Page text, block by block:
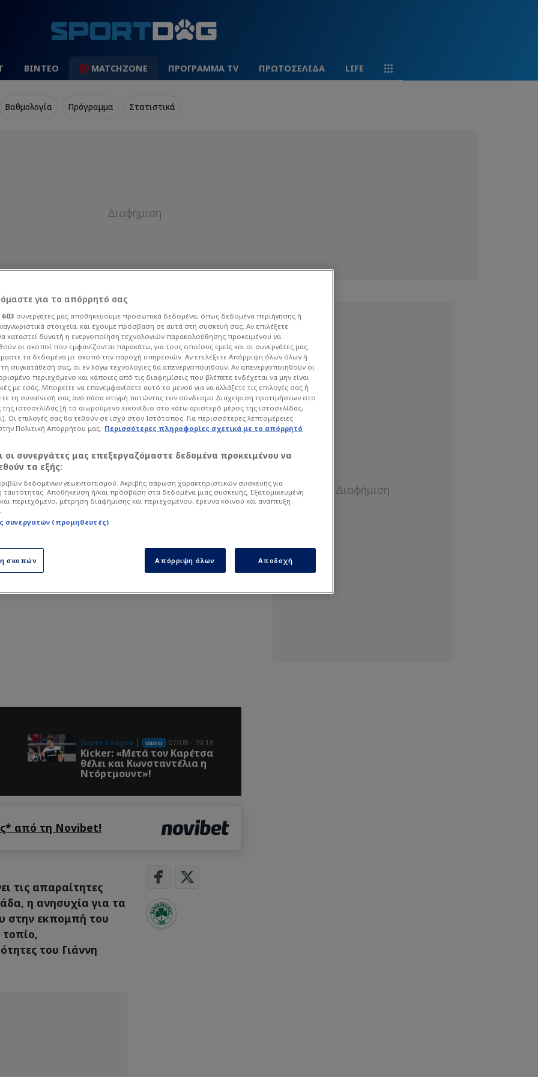
ΒΙΝΤΕΟ MATCHZONE ΠΡΟΓΡΑΜΜΑ TV ΠΡΩΤΟΣΕΛΙΔΑ LIFE
Βαθμολογία Πρόγραμμα Στατιστικά
"δώρο"
- Κίνηση
Super League
έναρξη της προετοιμασίας του
σχεδιασμός βρίσκεται σε οριακό
Super League | VIDEO 07/08 - 19:18
Kicker: «Μετά τον Καρέτσα
θέλει και Κωνσταντέλια η
Ντόρτμουντ»!
από τη Novibet!
τις απαραίτητες
η ανησυχία για τα
στην εκπομπή του
του Γιάννη
για το απόρρητό σας
603 συνεργάτες μας αποθηκεύουμε προσωπικά δεδομένα, όπως δεδομένα περιήγησης ή
στοιχεία, και έχουμε πρόσβαση σε αυτά στη συσκευή σας. Αν επιλέξετε
καταστεί δυνατή η ενεργοποίηση τεχνολογιών παρακολούθησης προκειμένου να
οι σκοποί που εμφανίζονται παρακάτω, για τους οποίους εμείς και οι συνεργάτες μας
τα δεδομένα με σκοπό την παροχή υπηρεσιών. Αν επιλέξετε Απόρριψη όλων όλων ή
συγκατάθεσή σας, οι εν λόγω τεχνολογίες θα απενεργοποιηθούν. Αν απενεργοποιηθούν οι
περιεχόμενο και κάποιες από τις διαφημίσεις που βλέπετε ενδέχεται να μην είναι
με εσάς. Μπορείτε να επανεμφανίσετε αυτό το μενού για να αλλάξετε τις επιλογές σας ή
τη συναίνεσή σας ανά πάσα στιγμή πατώντας τον σύνδεσμο Διαχείριση προτιμήσεων στο
ιστοσελίδας [ή το αιωρούμενο εικονίδιο στο κάτω αριστερό μέρος της ιστοσελίδας,
Οι επιλογές σας θα τεθούν σε ισχύ στον Ιστότοπος. Για περισσότερες λεπτομέρειες
Πολιτική Απορρήτου μας. Περισσότερες πληροφορίες σχετικά με το απόρρητό
οι συνεργάτες μας επεξεργαζόμαστε δεδομένα προκειμένου να
τα εξής:
δεδομένων γεωεντοπισμού. Ακριβής σάρωση χαρακτηριστικών συσκευής για
ταυτότητας. Αποθήκευση ή/και πρόσβαση στα δεδομένα μιας συσκευής. Εξατομικευμένη
περιεχόμενο, μέτρηση διαφήμισης και περιεχομένου, έρευνα κοινού και ανάπτυξη
συνεργατών (προμηθευτές)
σκοπών Απόρριψη όλων Αποδοχή